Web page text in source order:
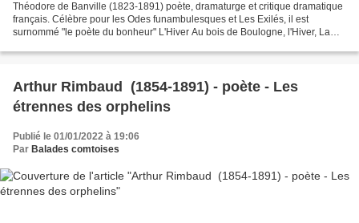
Théodore de Banville (1823-1891) poète, dramaturge et critique dramatique
français. Célèbre pour les Odes funambulesques et Les Exilés, il est
surnommé "le poète du bonheur" L'Hiver Au bois de Boulogne, l'Hiver, La
Arthur Rimbaud (1854-1891) - poète - Les
étrennes des orphelins
Publié le 01/01/2022 à 19:06
Par Balades comtoises